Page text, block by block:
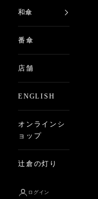
和傘
番傘
店舗
ENGLISH
オンラインシ
ョップ
辻倉の灯り
ログイン